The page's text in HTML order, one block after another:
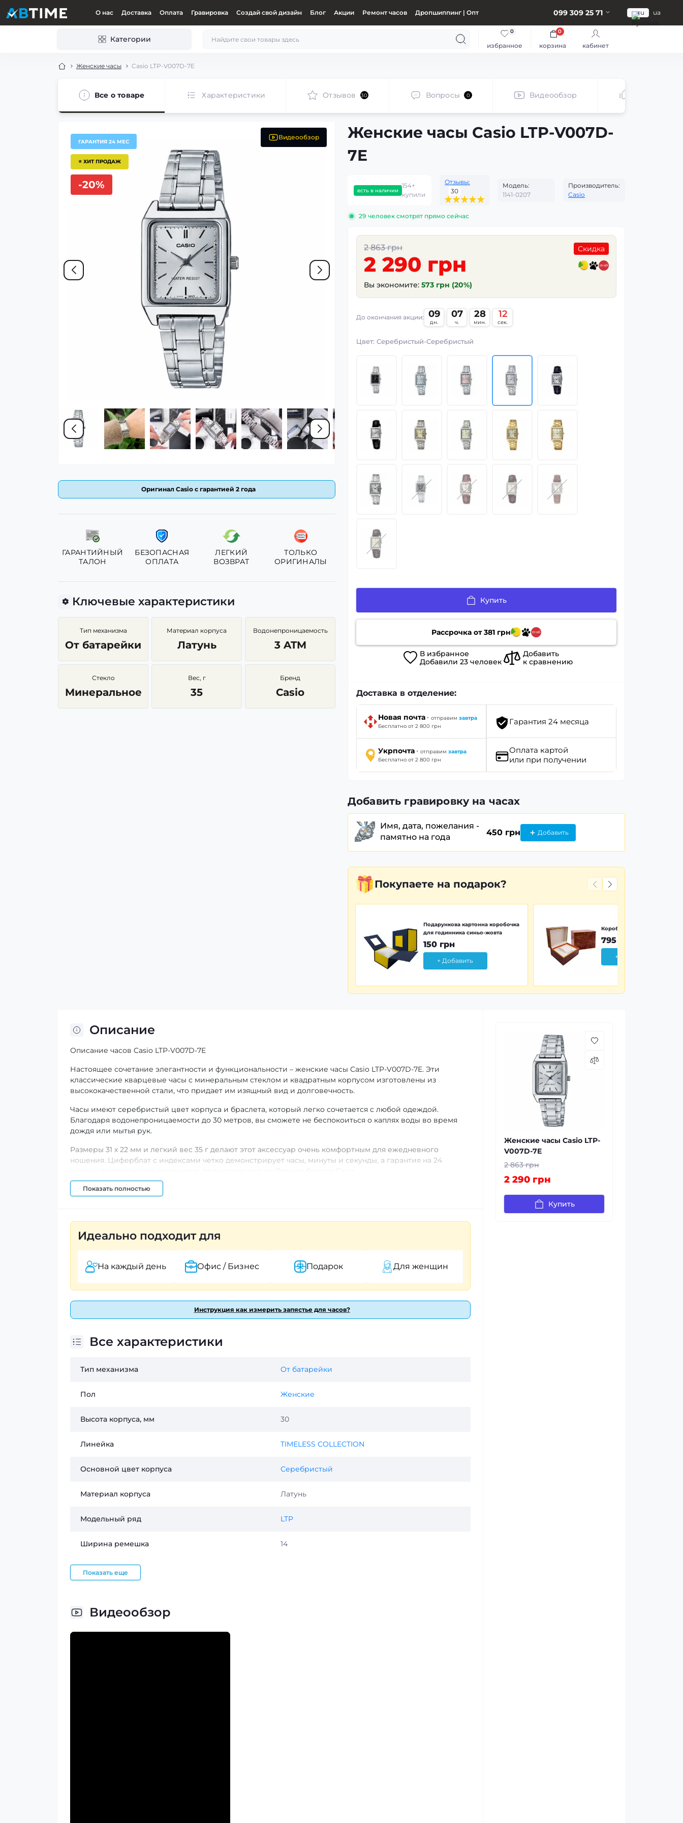
О нас Доставка Оплата Гравировка Создай свой дизайн Блог Акции Ремонт часов Дропшиппинг | Опт 099 309 25 71 ru ua
Категории
избранное
0
корзина
0
кабинет
Женские часы Casio LTP-V007D-7E
Все о товаре Характеристики Отзывов 30 Вопросы 0 Видеообзор
ГАРАНТИЯ 24 МЕС
⭐ ХИТ ПРОДАЖ
-20%
Видеообзор
Оригинал Casio с гарантией 2 года
ГАРАНТИЙНЫЙ
ТАЛОН
БЕЗОПАСНАЯ
ОПЛАТА
ЛЕГКИЙ
ВОЗВРАТ
ТОЛЬКО
ОРИГИНАЛЫ
Ключевые характеристики
Тип механизма
От батарейки
Материал корпуса
Латунь
Водонепроницаемость
3 ATM
Стекло
Минеральное
Вес, г
35
Бренд
Casio
Женские часы Casio LTP-V007D-
7E
есть в наличии
154+
купили
Отзывы:
30
Модель:
1141-0207
Производитель:
Casio
29 человек смотрят прямо сейчас
2 863 грн
2 290 грн
Вы экономите: 573 грн (20%)
Скидка
До окончания акции: 09
дн.
07
ч.
28
мин.
11
сек.
Цвет: Серебристый-Серебристый
Купить
Рассрочка от381 грн
В избранное
Добавили 23человек
Добавить
к сравнению
Доставка в отделение:
Новая почта · отправим завтра
Бесплатно от 2 800 грн
Укрпочта · отправим завтра
Бесплатно от 2 800 грн
Гарантия 24 месяца
Оплата картой
или при получении
Добавить гравировку на часах
Имя, дата, пожелания -
памятно на года
450 грн Добавить
Покупаете на подарок?
Подарункова картонна коробочка
для годинника синьо-жовта
150 грн
+ Добавить
Коробочка дерево Wood
795 грн
+ Добавить
Описание
Описание часов Casio LTP-V007D-7E
Настоящее сочетание элегантности и функциональности – женские часы Casio LTP-V007D-7E. Эти
классические кварцевые часы с минеральным стеклом и квадратным корпусом изготовлены из
высококачественной стали, что придает им изящный вид и долговечность.
Часы имеют серебристый цвет корпуса и браслета, который легко сочетается с любой одеждой.
Благодаря водонепроницаемости до 30 метров, вы сможете не беспокоиться о каплях воды во время
дождя или мытья рук.
Размеры 31 х 22 мм и легкий вес 35 г делают этот аксессуар очень комфортным для ежедневного
ношения. Циферблат с индексами четко демонстрирует часы, минуты и секунды, а гарантия на 24
Casio LTP-V007D-7E – это идеальный выбор для женщин, ценящих стиль, простоту и качество.
Показать полностью
Идеально подходит для
На каждый день Офис / Бизнес Подарок Для женщин
Инструкция как измерить запястье для часов?
Все характеристики
Тип механизма От батарейки
Пол Женские
Высота корпуса, мм 30
Линейка TIMELESS COLLECTION
Основной цвет корпуса Серебристый
Материал корпуса Латунь
Модельный ряд LTP
Ширина ремешка 14
Показать еще
Видеообзор
Женские часы Casio LTP-
V007D-7E
2 863 грн
2 290 грн
Купить